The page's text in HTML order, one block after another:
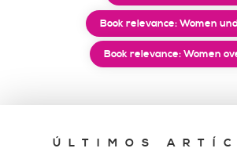
Book relevance: Women
Book relevance: Women
ÚLTIMOS